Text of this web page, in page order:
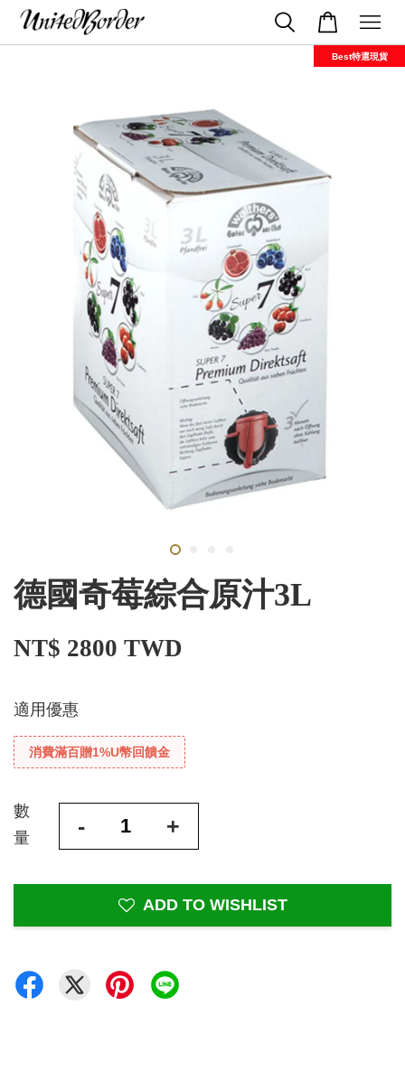
Best特選現貨
德國奇莓綜合原汁3L
NT$ 2800 TWD
適用優惠
消費滿百贈1%U幣回饋金
數
量
- +
ADD TO WISHLIST